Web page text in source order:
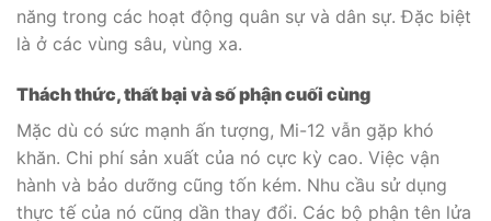
năng trong các hoạt động quân sự và dân sự. Đặc biệt
là ở các vùng sâu, vùng xa.
Thách thức, thất bại và số phận cuối cùng
Mặc dù có sức mạnh ấn tượng, Mi-12 vẫn gặp khó
khăn. Chi phí sản xuất của nó cực kỳ cao. Việc vận
hành và bảo dưỡng cũng tốn kém. Nhu cầu sử dụng
thực tế của nó cũng dần thay đổi. Các bộ phận tên lửa